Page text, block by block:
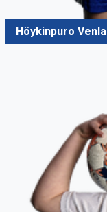
Höykinpuro Venla